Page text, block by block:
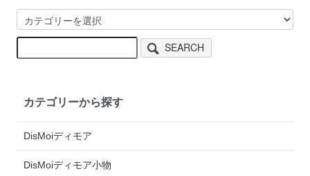
SEARCH
カテゴリーから探す
DisMoiディモア
DisMoiディモア小物